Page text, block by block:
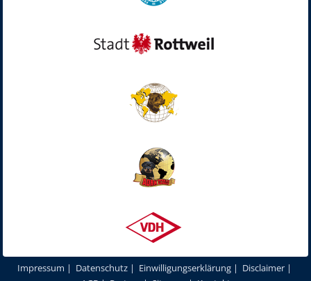
Impressum | Datenschutz | Einwilligungserklärung | Disclaimer |